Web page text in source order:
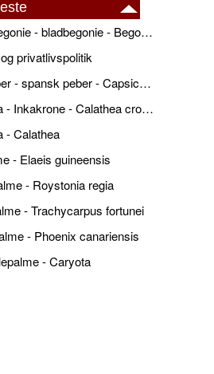
Kongebegonie - bladbegonie - Begonia x rex
privatlivspolitik
Prydpeber - spansk peber - Capsicum annuum
Calathea - Inkakrone - Calathea crocata
- Calathea
- Elaeis guineensis
- Roystonia regia
- Trachycarpus fortunei
- Phoenix canariensis
- Caryota